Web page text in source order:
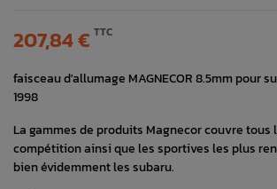
207,84 € TTC
faisceau d'allumage MAGNECOR 8.5mm pour
1998
La gammes de produits Magnecor couvre tous
compétition ainsi que les sportives les plus
bien évidemment les subaru.